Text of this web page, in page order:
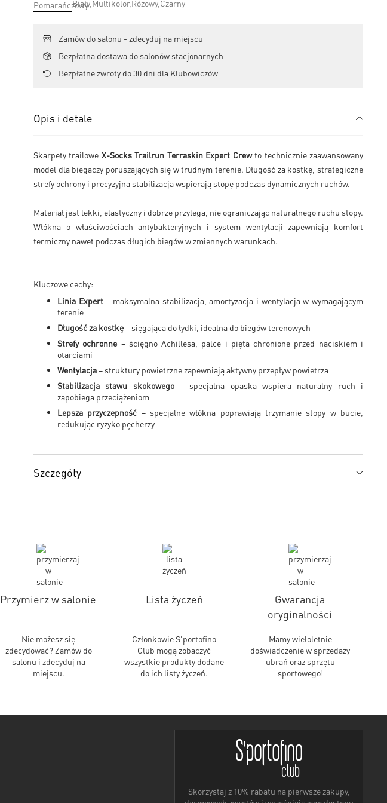
Zamów do salonu - zdecyduj na miejscu
Bezpłatna dostawa do salonów stacjonarnych
Bezpłatne zwroty do 30 dni dla Klubowiczów
Opis i detale
Skarpety trailowe X-Socks Trailrun Terraskin Expert Crewto technicznie zaawansowany
model dla biegaczy poruszających się w trudnym terenie. Długość za kostkę, strategiczne
strefy ochrony i precyzyjna stabilizacja wspierają stopę podczas dynamicznych ruchów.
Materiał jest lekki, elastyczny i dobrze przylega, nie ograniczając naturalnego ruchu stopy.
Włókna o właściwościach antybakteryjnych i system wentylacji zapewniają komfort
termiczny nawet podczas długich biegów w zmiennych warunkach.
Kluczowe cechy:
Linia Expert– maksymalna stabilizacja, amortyzacja i wentylacja w wymagającym
terenie
Długość za kostkę– sięgająca do łydki, idealna do biegów terenowych
Strefy ochronne – ścięgno Achillesa, palce i pięta chronione przed naciskiem i
otarciami
Wentylacja– struktury powietrzne zapewniają aktywny przepływ powietrza
Stabilizacja stawu skokowego– specjalna opaska wspiera naturalny ruch i
zapobiega przeciążeniom
Lepsza przyczepność – specjalne włókna poprawiają trzymanie stopy w bucie,
redukując ryzyko pęcherzy
Szczegóły
Przymierz w salonie
Nie możesz się
zdecydować? Zamów do
salonu i zdecyduj na
miejscu.
Lista życzeń
Członkowie S'portofino
Club mogą zobaczyć
wszystkie produkty dodane
do ich listy życzeń.
Gwarancja
oryginalności
Mamy wieloletnie
doświadczenie w sprzedaży
ubrań oraz sprzętu
sportowego!
Skorzystaj z 10% rabatu na pierwsze zakupy,